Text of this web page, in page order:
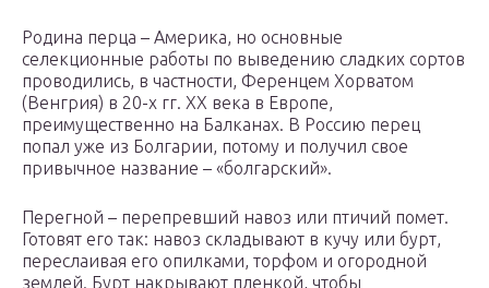
Родина перца – Америка, но основные
селекционные работы по выведению сладких сортов
проводились, в частности, Ференцем Хорватом
(Венгрия) в 20-х гг. XX века в Европе,
преимущественно на Балканах. В Россию перец
попал уже из Болгарии, потому и получил свое
привычное название – «болгарский».
Перегной – перепревший навоз или птичий помет.
Готовят его так: навоз складывают в кучу или бурт,
переслаивая его опилками, торфом и огородной
землей. Бурт накрывают пленкой, чтобы